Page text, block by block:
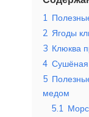
1
2 Ягоды
3 Клюква
4 Сушёная
5
медом
5.1